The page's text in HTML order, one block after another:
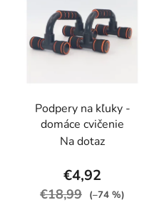
Podpery na kľuky -
domáce cvičenie
Na dotaz
€4,92
€18,99 (–74 %)